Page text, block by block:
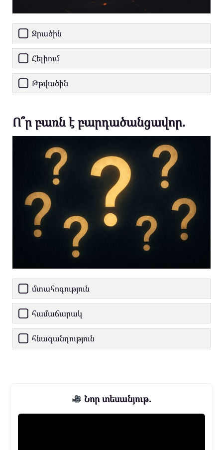
Ջրածին
Հելիում
Թթվածին
Ո՞ր բառն է բարդածանցավոր.
մտահոգություն
համաճարակ
հնազանդություն
Նոր տեսանյութ.